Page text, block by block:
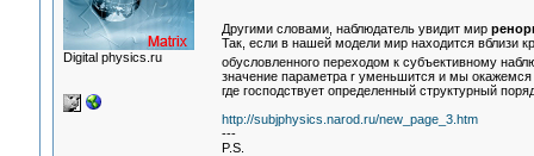
Digital physics.ru
Другими словами, наблюдатель увидит мир
Так, если в нашей модели мир находится вблизи
обусловленного переходом к субъективному
значение параметра r уменьшится и мы окажемся
где господствует определенный структурный
http://subjphysics.narod.ru/new_page_3.htm
---
P.S.